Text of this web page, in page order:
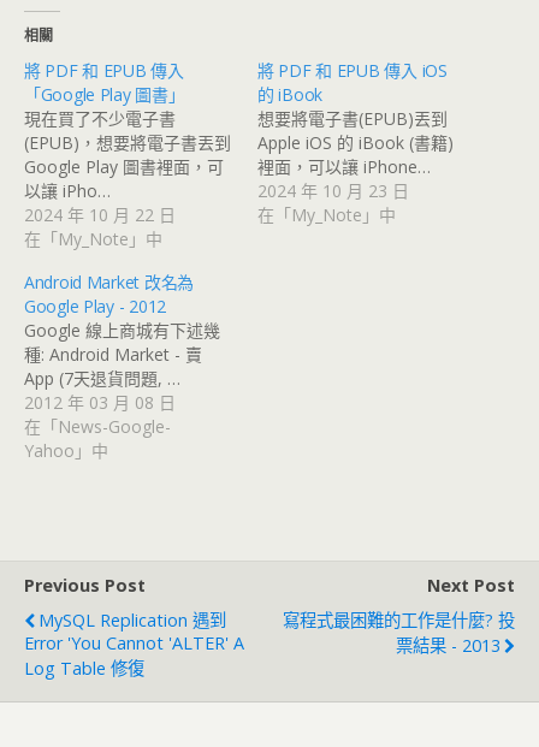
相關
將 PDF 和 EPUB 傳入
「Google Play 圖書」
現在買了不少電子書
(EPUB)，想要將電子書丟到
Google Play 圖書裡面，可
以讓 iPho…
2024 年 10 月 22 日
在「My_Note」中
將 PDF 和 EPUB 傳入 iOS
的 iBook
想要將電子書(EPUB)丟到
Apple iOS 的 iBook (書籍)
裡面，可以讓 iPhone…
2024 年 10 月 23 日
在「My_Note」中
Android Market 改名為
Google Play - 2012
Google 線上商城有下述幾
種: Android Market - 賣
App (7天退貨問題, …
2012 年 03 月 08 日
在「News-Google-
Yahoo」中
Previous Post
MySQL Replication 遇到
Error 'You Cannot 'ALTER' A
Log Table 修復
Next Post
寫程式最困難的工作是什麼? 投
票結果 - 2013